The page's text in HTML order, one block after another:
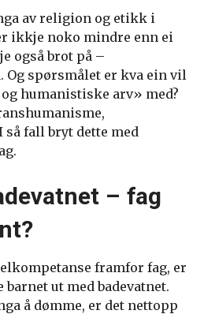
av religion og etikk i
ikkje noko mindre enn ei
også brot på –
Og spørsmålet er kva ein vil
humanistiske arv» med?
fall bryt dette med
– fag
framfor fag, er
ut med badevatnet.
å dømme, er det nettopp